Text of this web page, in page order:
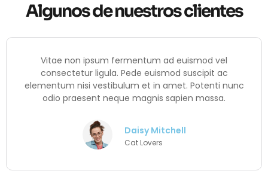
Algunos de nuestros clientes
Vitae non ipsum fermentum ad euismod vel
consectetur ligula. Pede euismod suscipit ac
elementum nisi vestibulum et in amet. Potenti nunc
odio praesent neque magnis sapien massa.
Daisy Mitchell
Cat Lovers